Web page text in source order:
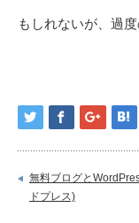
もしれないが、過
無料ブログと
ドプレス)